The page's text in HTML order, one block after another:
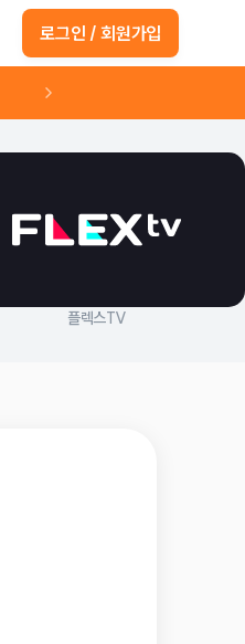
로그인 / 회원가입
플렉스TV